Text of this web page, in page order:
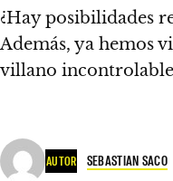
¿Hay posibilidades
Además, ya hemos
villano
AUTOR SEBASTIAN SACO